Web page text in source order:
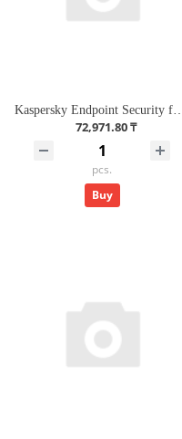
72,971.80 ₸
pcs.
Buy